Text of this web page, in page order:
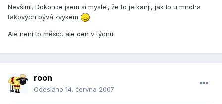
Nevšiml. Dokonce jsem si myslel, že to je kanji, jak to u mnoha
takových bývá zvykem
Ale není to měsíc, ale den v týdnu.
roon
Odesláno 14. června 2007